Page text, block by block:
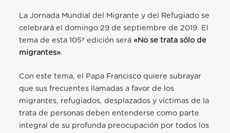
La Jornada Mundial del Migrante y del Refugiado se
celebrará el domingo 29 de septiembre de 2019. El
tema de esta 105ª edición será «No se trata sólo de
migrantes».
Con este tema, el Papa Francisco quiere subrayar
que sus frecuentes llamadas a favor de los
migrantes, refugiados, desplazados y víctimas de la
trata de personas deben entenderse como parte
integral de su profunda preocupación por todos los